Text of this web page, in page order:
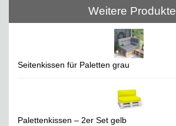
Weitere Produkte
Seitenkissen für Paletten grau
Palettenkissen – 2er Set gelb